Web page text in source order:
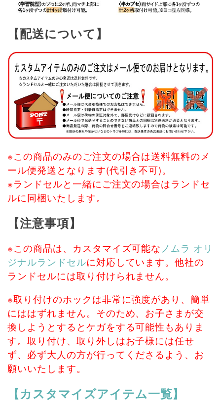
【配送について】
※この商品のみのご注文の場合は送料無料のメ
ール便発送となります(代引き不可)。
※ランドセルと一緒にご注文の場合はランドセ
ルに同梱いたします。
【注意事項】
※この商品は、カスタマイズ可能な ノムラ オリ
ジナルランドセルに対応しています。他社の
ランドセルには取り付けられません。
※取り付けのホックは非常に強度があり、簡単
にははずれません。そのため、お子さまが交
換しようとするとケガをする可能性もありま
す。取り付け、取り外しはお子様には任せ
ず、必ず大人の方が行ってくださるよう、お
願いいたします。
【カスタマイズアイテム一覧】